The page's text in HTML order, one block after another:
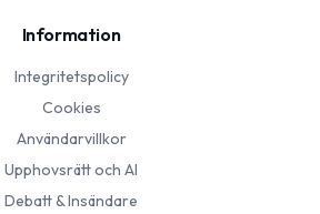
Information
Integritetspolicy
Cookies
Användarvillkor
Upphovsrätt och AI
Debatt & Insändare